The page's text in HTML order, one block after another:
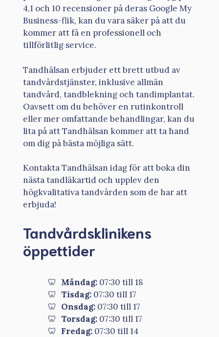
4,1 och 10 recensioner på deras Google My
Business-flik, kan du vara säker på att du
kommer att få en professionell och
tillförlitlig service.
Tandhälsan erbjuder ett brett utbud av
tandvårdstjänster, inklusive allmän
tandvård, tandblekning och tandimplantat.
Oavsett om du behöver en rutinkontroll
eller mer omfattande behandlingar, kan du
lita på att Tandhälsan kommer att ta hand
om dig på bästa möjliga sätt.
Kontakta Tandhälsan idag för att boka din
nästa tandläkartid och upplev den
högkvalitativa tandvården som de har att
erbjuda!
Tandvårdsklinikens
öppettider
Måndag: 07:30 till 18
Tisdag: 07:30 till 17
Onsdag: 07:30 till 17
Torsdag: 07:30 till 17
Fredag: 07:30 till 14